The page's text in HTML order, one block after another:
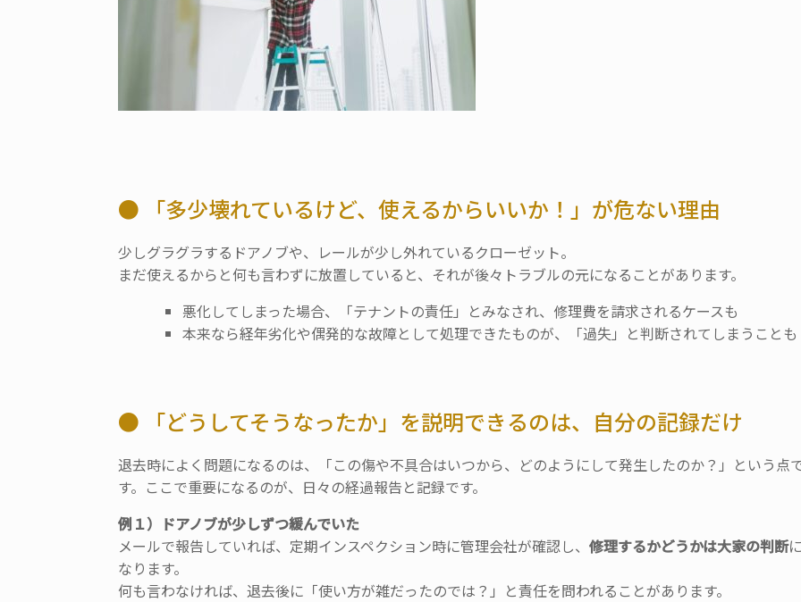
● 「多少壊れているけど、使えるからいいか！」が危ない理由
少しグラグラするドアノブや、 レールが少し外れているクローゼット。
まだ使えるからと何も言わずに放置していると、 それが後々トラブルの元になることがあります。
悪化してしまった場合、「テナントの責任」とみなされ、 修理費を請求されるケースも
本来なら経年劣化や偶発的な故障として処理できたものが、「過失」と判断されてしまうことも
● 「どうしてそうなったか」を説明できるのは、自分の記録だけ
退去時によく問題になるのは、「この傷や不具合はいつから、 どのようにして発生したのか？」という点
す。ここで重要になるのが、日々の経過報告と記録です。
例１）ドアノブが少しずつ緩んでいた
メールで報告していれば、 定期インスペクション時に管理会社が確認し、 修理するかどうかは大家の判断
なります。
何も言わなければ、退去後に「使い方が雑だったのでは？」 と責任を問われることがあります。